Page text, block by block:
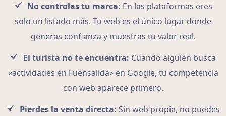
No controlas tu marca: En las plataformas eres
solo un listado más. Tu web es el único lugar donde
generas confianza y muestras tu valor real.
El turista no te encuentra: Cuando alguien busca
«actividades en Fuensalida» en Google, tu competencia
con web aparece primero.
Pierdes la venta directa: Sin web propia, no puedes